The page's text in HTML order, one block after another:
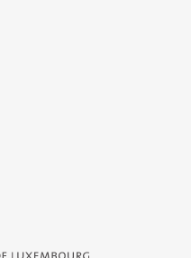
de Luxembourg - Service